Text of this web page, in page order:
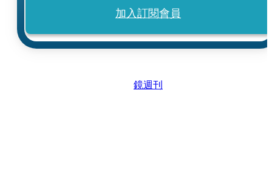
加入訂閱會員
鏡週刊